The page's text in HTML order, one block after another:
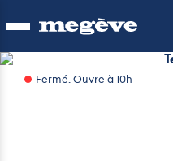
Ouvrir le menu
Terrasse
Intérieur
Intérieur
TerrasseFermé. Ouvre à 10h